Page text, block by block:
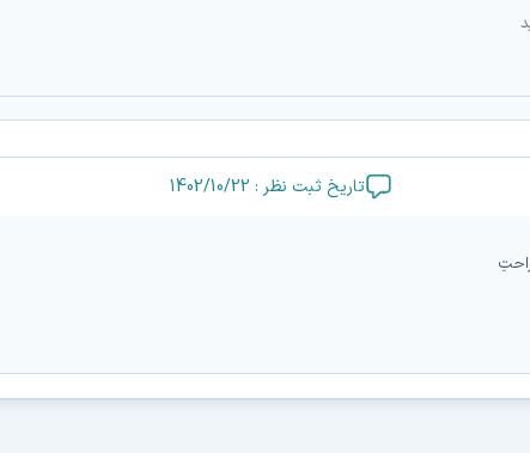
تاریخ ثبت نظر : 1402/10/22